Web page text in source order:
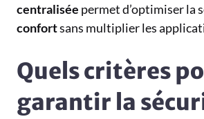
centralisée permet d’optimiser la
confortsans multiplier les
Quels critères
garantir la